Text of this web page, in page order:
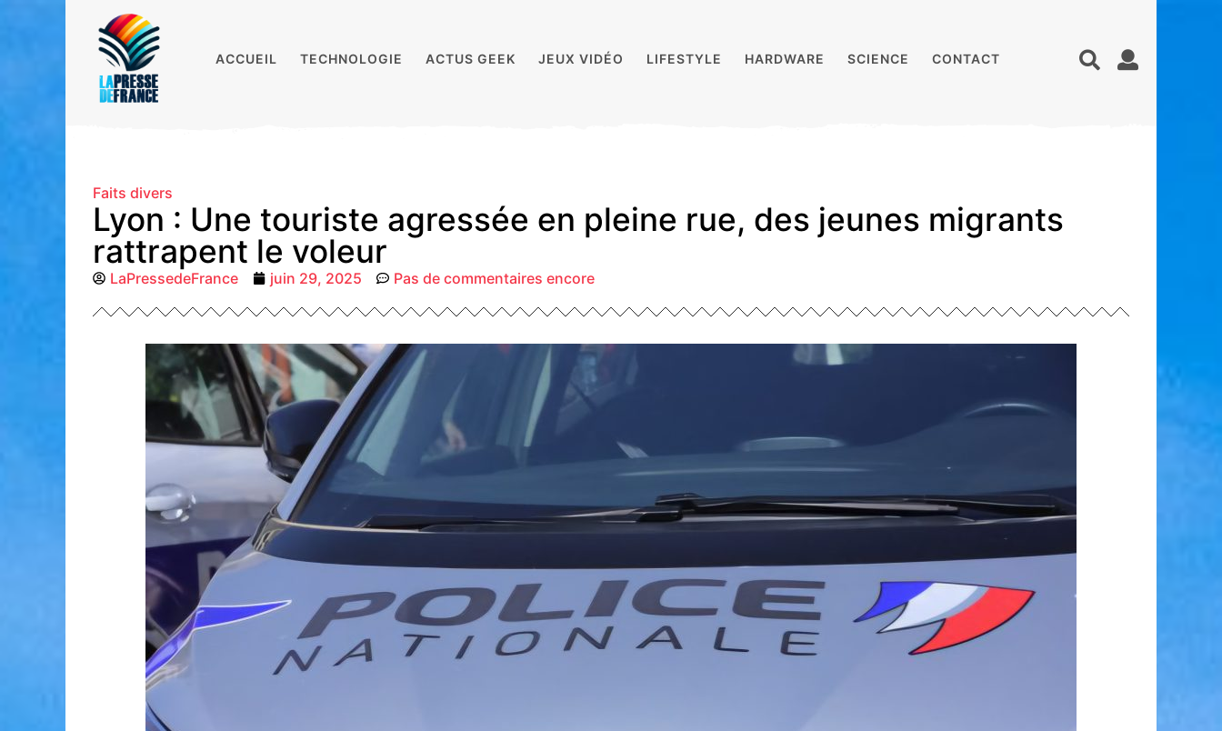
ACCUEIL TECHNOLOGIE ACTUS GEEK JEUX VIDÉO LIFESTYLE HARDWARE SCIENCE CONTACT
Faits divers
Lyon : Une touriste agressée en pleine rue, des jeunes migrants
rattrapent le voleur
LaPressedeFrance juin 29, 2025 Pas de commentaires encore